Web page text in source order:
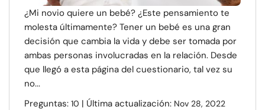
¿Mi novio quiere un bebé? ¿Este pensamiento te
molesta últimamente? Tener un bebé es una gran
decisión que cambia la vida y debe ser tomada por
ambas personas involucradas en la relación. Desde
que llegó a esta página del cuestionario, tal vez su
no...
Preguntas: 10 | Última actualización: Nov 28, 2022